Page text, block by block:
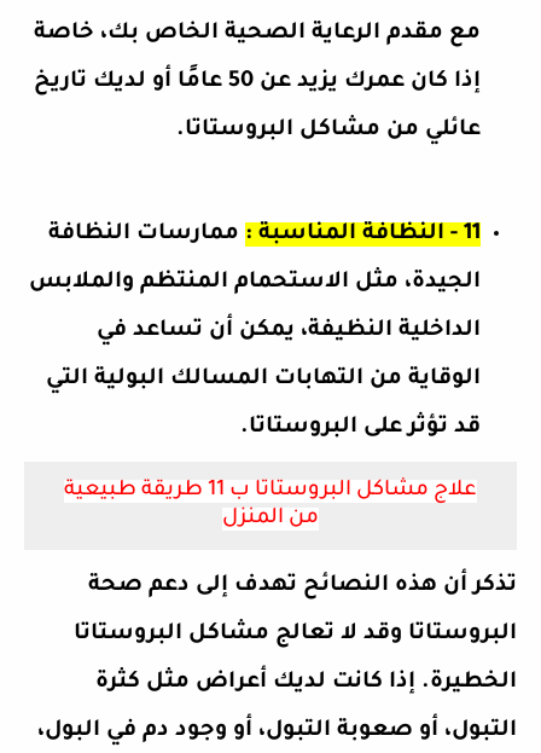
مع مقدم الرعاية الصحية الخاص بك، خاصة
إذا كان عمرك يزيد عن 50 عامًا أو لديك تاريخ
عائلي من مشاكل البروستاتا.
11 - النظافة المناسبة :
ممارسات النظافة
الجيدة، مثل الاستحمام المنتظم والملابس
الداخلية النظيفة، يمكن أن تساعد في
الوقاية من التهابات المسالك البولية التي
قد تؤثر على البروستاتا.
علاج مشاكل البروستاتا ب 11 طريقة طبيعية
من المنزل
تذكر أن هذه النصائح تهدف إلى دعم صحة
البروستاتا وقد لا تعالج مشاكل البروستاتا
الخطيرة. إذا كانت لديك أعراض مثل كثرة
التبول، أو صعوبة التبول، أو وجود دم في البول،